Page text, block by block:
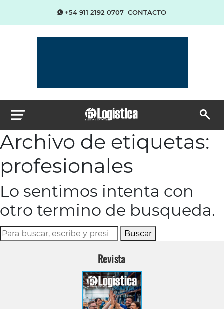
+54 911 2192 0707 CONTACTO
Archivo de etiquetas:
profesionales
Lo sentimos intenta con
otro termino de busqueda.
Buscar
Revista